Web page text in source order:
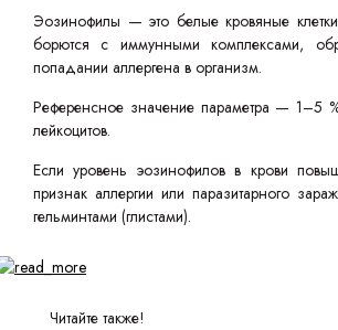
Эозинофилы — это белые кровяные
борются с иммунными комплексами,
попадании аллергена в организм.
Референсное значение параметра — 1–5
лейкоцитов.
Если уровень эозинофилов в крови
признак аллергии или паразитарного
гельминтами (глистами).
Читайте также!